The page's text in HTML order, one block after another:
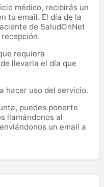
médico, recibirás un
tu email. El día de la
de SaludOnNet
requiera
llevarla el día que
hacer uso del servicio.
puedes ponerte
llamándonos al
un email a